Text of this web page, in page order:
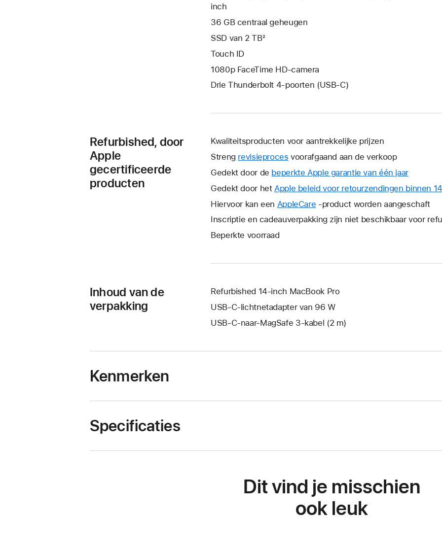
inch
36 GB centraal geheugen
SSD van 2 TB²
Touch ID
1080p FaceTime HD-camera
Drie Thunderbolt 4-poorten (USB‑C)
Refurbished, door
Apple
gecertificeerde
producten
Kwaliteitsproducten voor aantrekkelijke prijzen
Streng revisieproces voorafgaand aan de verkoop
Gedekt door de beperkte Apple garantie van één jaarHierdoor
wordt
een
nieuw
Gedekt door het Apple beleid voor retourzendingen binnen
Hiervoor kan een AppleCare Hierdoor
wordt
venster
-product worden aangeschaft
Inscriptie en cadeauverpakking zijn niet beschikbaar voor
Beperkte voorraad
Inhoud van de
verpakking
Refurbished 14-inch MacBook Pro
USB‑C‑lichtnetadapter van 96 W
USB‑C-naar-MagSafe 3-kabel (2 m)
Kenmerken
Specificaties
Dit vind je misschien
ook leuk